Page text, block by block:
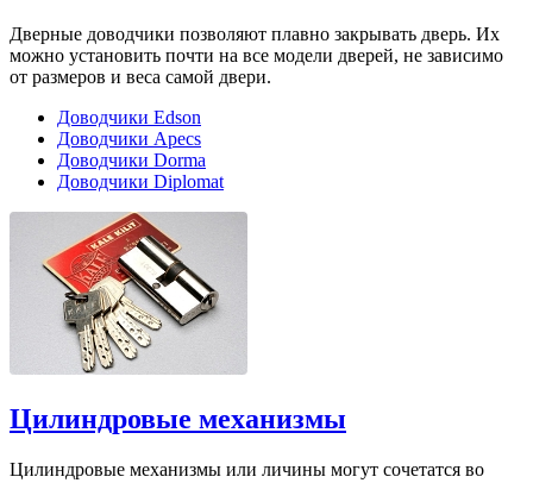
Дверные доводчики позволяют плавно закрывать дверь. Их
можно установить почти на все модели дверей, не зависимо
от размеров и веса самой двери.
Доводчики Edson
Доводчики Apecs
Доводчики Dorma
Доводчики Diplomat
Цилиндровые механизмы
Цилиндровые механизмы или личины могут сочетатся во